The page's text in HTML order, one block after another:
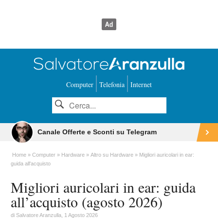
Computer Telefonia Internet
Canale Offerte e Sconti su Telegram
Home Computer Hardware Altro su Hardware
Migliori auricolari in ear:
guida all'acquisto
Migliori auricolari in ear: guida
all’acquisto (agosto 2026)
diSalvatore Aranzulla , 1 Agosto 2026